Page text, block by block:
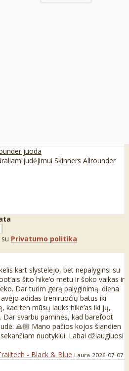
juoda
judėjimui Skinners Allrounder
Privatumo politika
kart slystelėjo, bet nepalyginsi su
šito hike’o metu ir šoko vaikas ir
Dar turim gerą palyginimą. diena
adidas treniruočių batus iki
kad ten mūsų lauks hike’as iki jų,
Dar svarbu paminės, kad barefoot
🙏🏼 Mano pačios kojos šiandien
nuotykiui. Labai džiaugiuosi
- Black & Blue Laura 2026-07-07